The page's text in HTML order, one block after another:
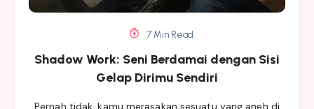
7 Min Read
Shadow Work: Seni Berdamai dengan Sisi
Gelap Dirimu Sendiri
Pernah tidak, kamu merasakan sesuatu yang aneh di